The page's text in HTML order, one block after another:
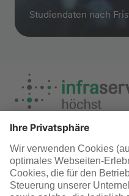
Studiendaten nach
Chemikalienrecht &